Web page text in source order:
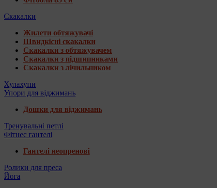
Скакалки
Жилети обтяжувачі
Швидкісні скакалки
Скакалки з обтяжувачем
Скакалки з підшипниками
Скакалки з лічильником
Хулахупи
Упори для віджимань
Дошки для віджимань
Тренувальні петлі
Фітнес гантелі
Гантелі неопренові
Ролики для преса
Йога